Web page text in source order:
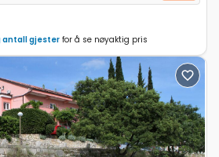
antall gjester for å se nøyaktig pris